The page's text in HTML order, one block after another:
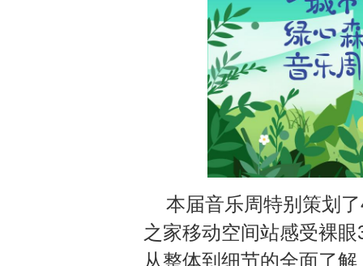
本届音乐周特别策划
之家移动空间站感受裸
从整体到细节的全面了